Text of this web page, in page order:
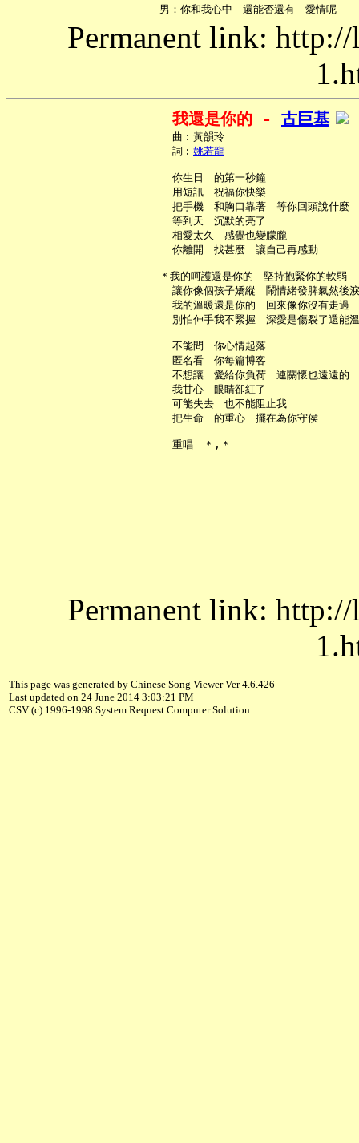
Permanent link:
我還是你的 - 古巨基
     曲︰黃韻玲
     詞︰
姚若龍
     你生日　的第一秒鐘
     用短訊　祝福你快樂
     把手機　和胸口靠著　等你回頭說什麼
     等到天　沉默的亮了
     相愛太久　感覺也變朦朧
     你離開　找甚麼　讓自己再感動
   ＊我的呵護還是你的　堅持抱緊你的軟弱
讓你像個孩子嬌縱　鬧情緒發脾氣然後
     我的溫暖還是你的　回來像你沒有走過
別怕伸手我不緊握　深愛是傷裂了還能
     不能問　你心情起落
     匿名看　你每篇博客
     不想讓　愛給你負荷　連關懷也遠遠的
     我甘心　眼睛卻紅了
     可能失去　也不能阻止我
     把生命　的重心　擺在為你守侯
Permanent link:
This page was generated by Chinese Song Viewer Ver 4.6.426
Last updated on 24 June 2014 3:03:21 PM
CSV (c) 1996-1998 System Request Computer Solution